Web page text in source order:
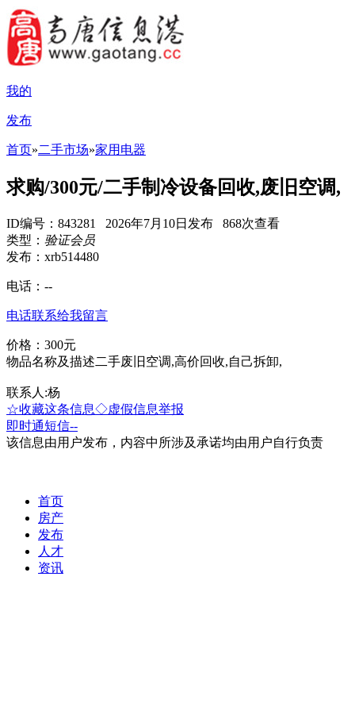
我的
发布
首页»二手市场»家用电器
求购/300元/二手制冷设备回收,废旧空调,
ID编号：843281 2026年7月10日发布 868次查看
类型： 验证会员
发布：xrb514480
电话： --
电话联系给我留言
价格：300元
物品名称及描述二手废旧空调,高价回收,自己拆卸,
联系人:杨
☆收藏这条信息◇虚假信息举报
即时通短信--
该信息由用户发布，内容中所涉及承诺均由用户自行负责
首页
房产
发布
人才
资讯